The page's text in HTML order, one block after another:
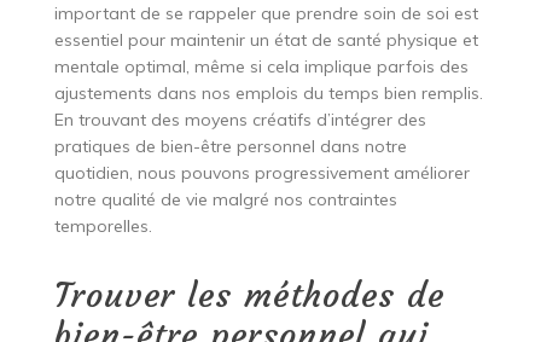
important de se rappeler que prendre soin de soi est
essentiel pour maintenir un état de santé physique et
mentale optimal, même si cela implique parfois des
ajustements dans nos emplois du temps bien remplis.
En trouvant des moyens créatifs d’intégrer des
pratiques de bien-être personnel dans notre
quotidien, nous pouvons progressivement améliorer
notre qualité de vie malgré nos contraintes
temporelles.
Trouver les méthodes de